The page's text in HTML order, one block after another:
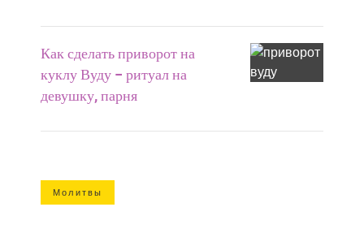
Как сделать приворот на
куклу Вуду – ритуал на
девушку, парня
Молитвы